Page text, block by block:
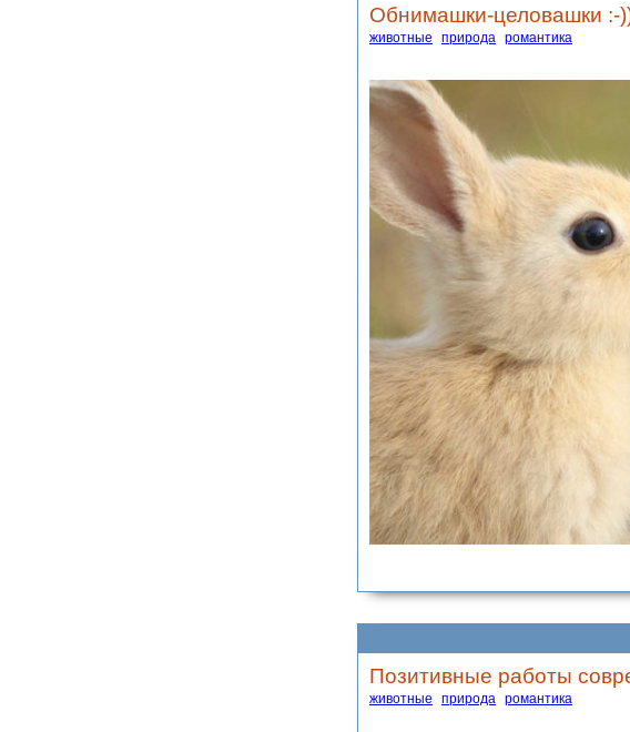
Обнимашки-целовашки :-
животные природа романтика
Позитивные работы
животные природа романтика